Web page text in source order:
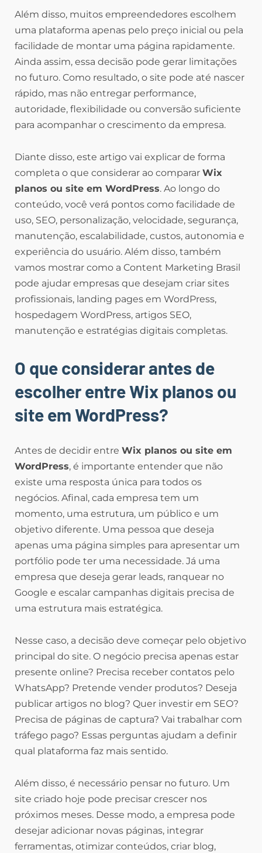
Além disso, muitos empreendedores escolhem
uma plataforma apenas pelo preço inicial ou pela
facilidade de montar uma página rapidamente.
Ainda assim, essa decisão pode gerar limitações
no futuro. Como resultado, o site pode até nascer
rápido, mas não entregar performance,
autoridade, flexibilidade ou conversão suficiente
para acompanhar o crescimento da empresa.
Diante disso, este artigo vai explicar de forma
completa o que considerar ao comparar Wix
planos ou site em WordPress. Ao longo do
conteúdo, você verá pontos como facilidade de
uso, SEO, personalização, velocidade, segurança,
manutenção, escalabilidade, custos, autonomia e
experiência do usuário. Além disso, também
vamos mostrar como a Content Marketing Brasil
pode ajudar empresas que desejam criar sites
profissionais, landing pages em WordPress,
hospedagem WordPress, artigos SEO,
manutenção e estratégias digitais completas.
O que considerar antes de
escolher entre Wix planos ou
site em WordPress?
Antes de decidir entre Wix planos ou site em
WordPress, é importante entender que não
existe uma resposta única para todos os
negócios. Afinal, cada empresa tem um
momento, uma estrutura, um público e um
objetivo diferente. Uma pessoa que deseja
apenas uma página simples para apresentar um
portfólio pode ter uma necessidade. Já uma
empresa que deseja gerar leads, ranquear no
Google e escalar campanhas digitais precisa de
uma estrutura mais estratégica.
Nesse caso, a decisão deve começar pelo objetivo
principal do site. O negócio precisa apenas estar
presente online? Precisa receber contatos pelo
WhatsApp? Pretende vender produtos? Deseja
publicar artigos no blog? Quer investir em SEO?
Precisa de páginas de captura? Vai trabalhar com
tráfego pago? Essas perguntas ajudam a definir
qual plataforma faz mais sentido.
Além disso, é necessário pensar no futuro. Um
site criado hoje pode precisar crescer nos
próximos meses. Desse modo, a empresa pode
desejar adicionar novas páginas, integrar
ferramentas, otimizar conteúdos, criar blog,